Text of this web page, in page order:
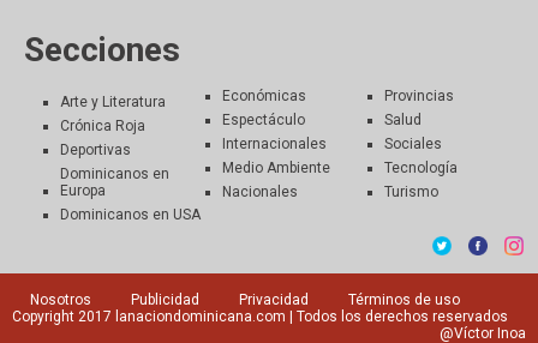
Secciones
Arte y Literatura
Crónica Roja
Deportivas
Dominicanos en
Europa
Dominicanos en USA
Económicas
Espectáculo
Internacionales
Medio Ambiente
Nacionales
Provincias
Salud
Sociales
Tecnología
Turismo
Nosotros Publicidad Privacidad
Términos de uso
Copyright 2017 lanaciondominicana.com | Todos los derechos reservados
@Víctor Inoa